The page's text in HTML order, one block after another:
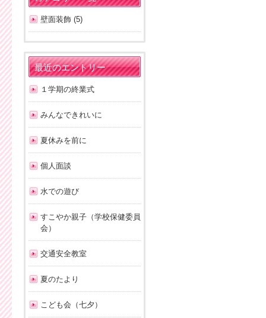
壁面装飾 (5)
最近のエントリー
１学期の終業式
みんなできれいに
夏休みを前に
個人面談
水での遊び
すこやか親子（学校保健委員
会）
交通安全教室
夏のたより
こども会（七夕）